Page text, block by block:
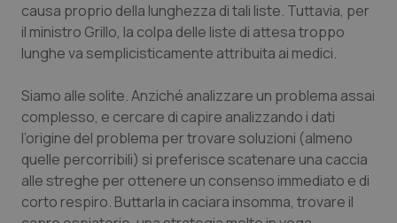
Quotidiano Oncologia
Rene & patologie urogenitali
Salute orale & impianti
Sangue & coagulazione
causa proprio della lunghezza di tali liste. Tuttavia, per
il ministro Grillo, la colpa delle liste di attesa troppo
lunghe va semplicisticamente attribuita ai medici.
Siamo alle solite. Anziché analizzare un problema assai
complesso, e cercare di capire analizzando i dati
l’origine del problema per trovare soluzioni (almeno
quelle percorribili) si preferisce scatenare una caccia
alle streghe per ottenere un consenso immediato e di
corto respiro. Buttarla in caciara insomma, trovare il